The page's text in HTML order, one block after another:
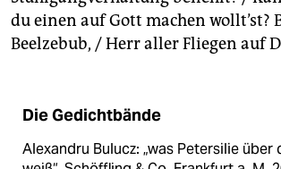
du einen auf Gott machen wollt’st?
Beelzebub, / Herr aller Fliegen auf
Die Gedichtbände
Alexandru Bulucz: „was Petersilie über